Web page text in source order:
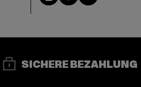
SICHERE BEZAHLUNG